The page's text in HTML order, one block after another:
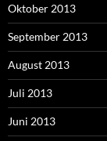
Oktober 2013
September 2013
August 2013
Juli 2013
Juni 2013